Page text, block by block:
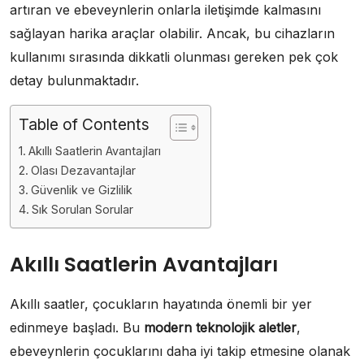
artıran ve ebeveynlerin onlarla iletişimde kalmasını
sağlayan harika araçlar olabilir. Ancak, bu cihazların
kullanımı sırasında dikkatli olunması gereken pek çok
detay bulunmaktadır.
Table of Contents
Akıllı Saatlerin Avantajları
Olası Dezavantajlar
Güvenlik ve Gizlilik
Sık Sorulan Sorular
Akıllı Saatlerin Avantajları
Akıllı saatler, çocukların hayatında önemli bir yer
edinmeye başladı. Bu modern teknolojik aletler,
ebeveynlerin çocuklarını daha iyi takip etmesine olanak